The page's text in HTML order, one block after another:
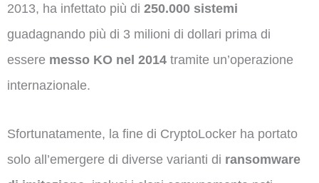
2013, ha infettato più di 250.000 sistemi
guadagnando più di 3 milioni di dollari prima di
essere messo KO nel 2014 tramite un’operazione
internazionale.
Sfortunatamente, la fine di CryptoLocker ha portato
solo all’emergere di diverse varianti di ransomware